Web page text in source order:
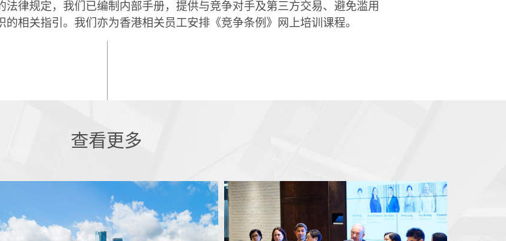
律规定，我们已编制内部手册，提供与竞争对手及第三方交易、避免滥用
相关指引。我们亦为香港相关员工安排《竞争条例》网上培训课程。
查看更多